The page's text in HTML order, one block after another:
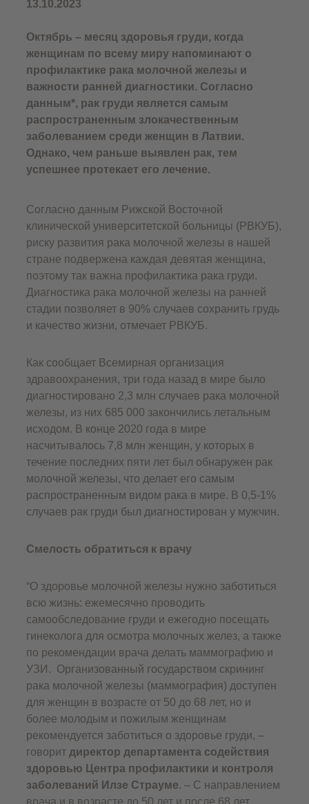
13.10.2023
Октябрь – месяц здоровья груди, когда
женщинам по всему миру напоминают о
профилактике рака молочной железы и
важности ранней диагностики. Согласно
данным*, рак груди является самым
распространенным злокачественным
заболеванием среди женщин в Латвии.
Однако, чем раньше выявлен рак, тем
успешнее протекает его лечение.
Согласно данным Рижской Восточной
клинической университетской больницы (РВКУБ),
риску развития рака молочной железы в нашей
стране подвержена каждая девятая женщина,
поэтому так важна профилактика рака груди.
Диагностика рака молочной железы на ранней
стадии позволяет в 90% случаев сохранить грудь
и качество жизни, отмечает РВКУБ.
Как сообщает Всемирная организация
здравоохранения, три года назад в мире было
диагностировано 2,3 млн случаев рака молочной
железы, из них 685 000 закончились летальным
исходом. В конце 2020 года в мире
насчитывалось 7,8 млн женщин, у которых в
течение последних пяти лет был обнаружен рак
молочной железы, что делает его самым
распространенным видом рака в мире. В 0,5-1%
случаев рак груди был диагностирован у мужчин.
Смелость обратиться к врачу
“О здоровье молочной железы нужно заботиться
всю жизнь: ежемесячно проводить
самообследование груди и ежегодно посещать
гинеколога для осмотра молочных желез, а также
по рекомендации врача делать маммографию и
УЗИ. Организованный государством скрининг
рака молочной железы (маммография) доступен
для женщин в возрасте от 50 до 68 лет, но и
более молодым и пожилым женщинам
рекомендуется заботиться о здоровье груди, –
говорит директор департамента содействия
здоровью Центра профилактики и контроля
заболеваний Илзе Страуме. – С направлением
врача и в возрасте до 50 лет и после 68 лет